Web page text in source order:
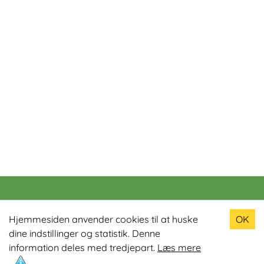
Hjemmesiden anvender cookies til at huske
dine indstillinger og statistik. Denne
information deles med tredjepart. Læs mere
OK
Populære produkter
Odin R900 Romaskine